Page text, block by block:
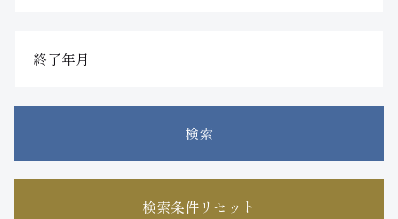
検索
検索条件リセット